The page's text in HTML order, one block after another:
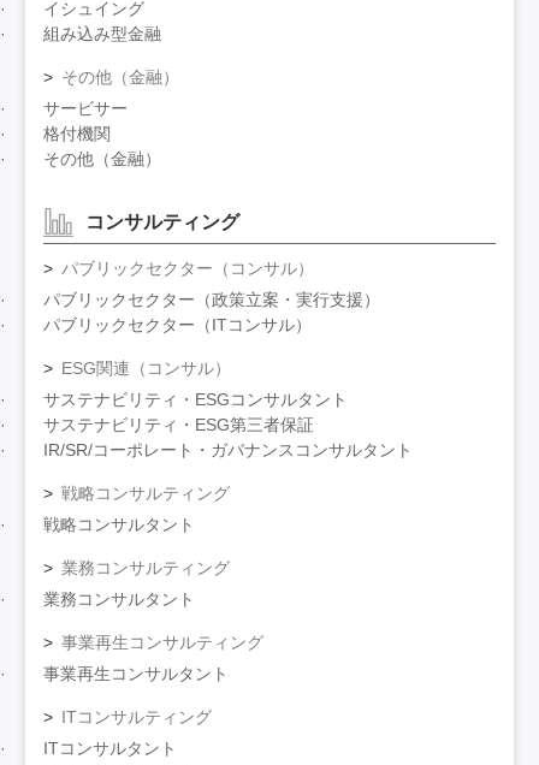
イシュイング
組み込み型金融
その他（金融）
サービサー
格付機関
その他（金融）
コンサルティング
パブリックセクター（コンサル）
パブリックセクター（政策立案・実行支援）
パブリックセクター（ITコンサル）
ESG関連（コンサル）
サステナビリティ・ESGコンサルタント
サステナビリティ・ESG第三者保証
IR/SR/コーポレート・ガバナンスコンサルタント
戦略コンサルティング
戦略コンサルタント
業務コンサルティング
業務コンサルタント
事業再生コンサルティング
事業再生コンサルタント
ITコンサルティング
ITコンサルタント